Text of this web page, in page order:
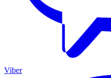
Viber